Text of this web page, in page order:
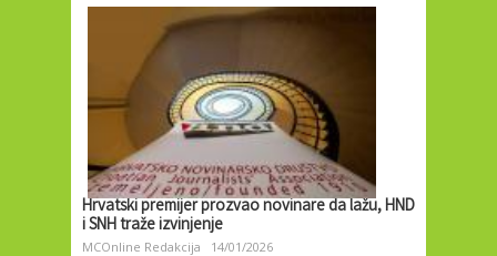
Hrvatski premijer prozvao novinare da lažu, HND
i SNH traže izvinjenje
MCOnline Redakcija 14/01/2026